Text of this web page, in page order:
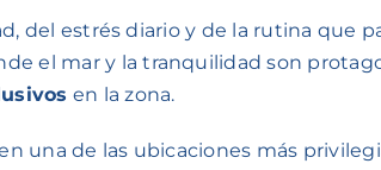
del estrés diario y de la rutina que
el mar y la tranquilidad son
en la zona.
una de las ubicaciones más